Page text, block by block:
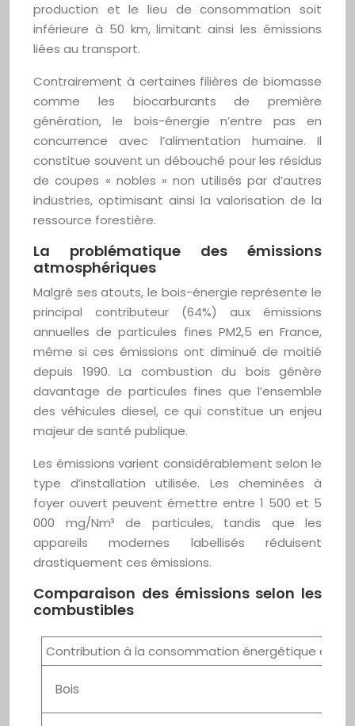
production et le lieu de consommation soit
inférieure à 50 km, limitant ainsi les émissions
liées au transport.
Contrairement à certaines filières de biomasse
comme les biocarburants de première
génération, le bois-énergie n’entre pas en
concurrence avec l’alimentation humaine. Il
constitue souvent un débouché pour les résidus
de coupes « nobles » non utilisés par d’autres
industries, optimisant ainsi la valorisation de la
ressource forestière.
La problématique des émissions
atmosphériques
Malgré ses atouts, le bois-énergie représente le
principal contributeur (64%) aux émissions
annuelles de particules fines PM2,5 en France,
même si ces émissions ont diminué de moitié
depuis 1990. La combustion du bois génère
davantage de particules fines que l’ensemble
des véhicules diesel, ce qui constitue un enjeu
majeur de santé publique.
Les émissions varient considérablement selon le
type d’installation utilisée. Les cheminées à
foyer ouvert peuvent émettre entre 1 500 et 5
000 mg/Nm³ de particules, tandis que les
appareils modernes labellisés réduisent
drastiquement ces émissions.
Comparaison des émissions selon les
combustibles
Contribution à la consommation énergétique dans
Bois